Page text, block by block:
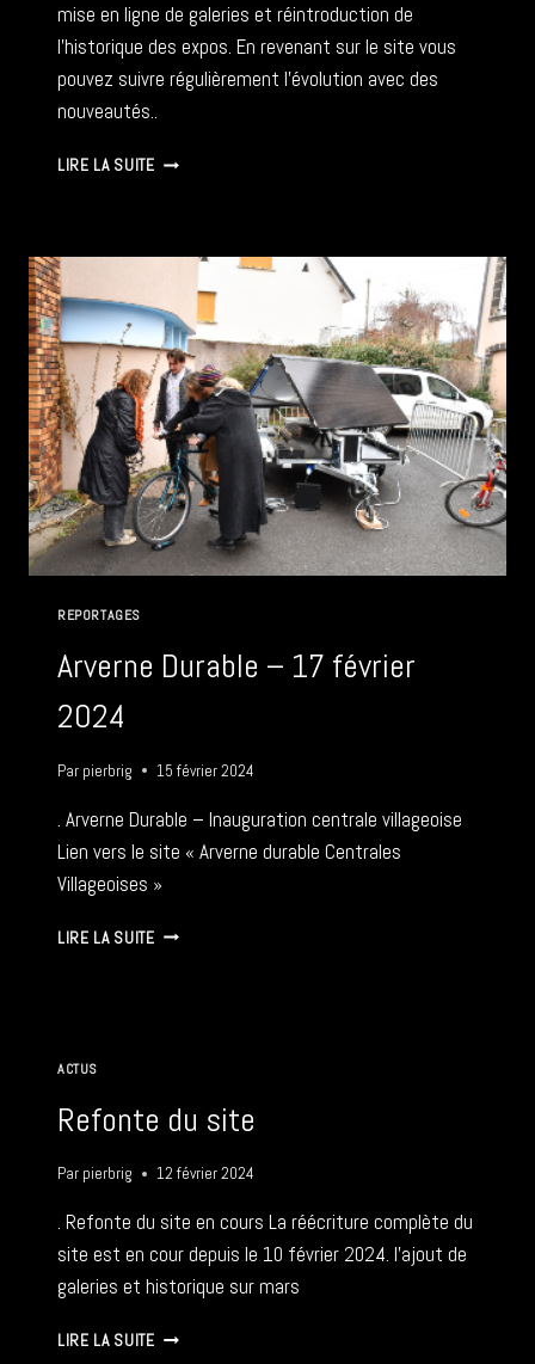
mise en ligne de galeries et réintroduction de
l’historique des expos. En revenant sur le site vous
pouvez suivre régulièrement l’évolution avec des
nouveautés..
LIRE LA SUITEMISE
COURS
REPORTAGES
Arverne Durable – 17 février
2024
Par pierbrig 15 février 2024
. Arverne Durable – Inauguration centrale villageoise
Lien vers le site « Arverne durable Centrales
Villageoises »
LIRE LA SUITEARVERNE
ACTUS
Refonte du site
Par pierbrig 12 février 2024
. Refonte du site en cours La réécriture complète du
site est en cour depuis le 10 février 2024. l’ajout de
galeries et historique sur mars
LIRE LA SUITEREFONTE